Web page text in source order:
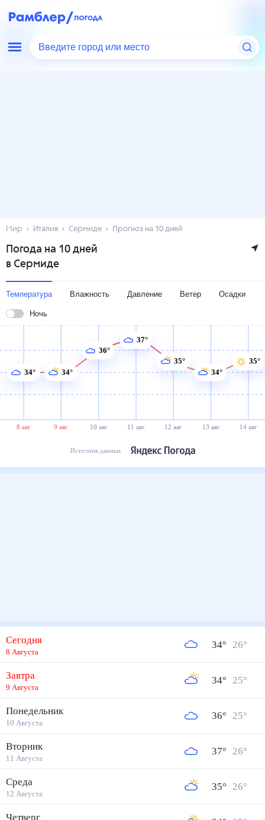
Введите город или место
Мир Италия Сермиде Прогноз на 10 дней
Погода на 10 дней
в Сермиде
Температура Влажность Давление Ветер Осадки
Ночь
8 авг 9 авг 10 авг 11 авг 12 авг 13 авг 14 авг
34° 34°
36°
37°
35°
34°
35°
Источник данных
Сегодня
8 Августа
34° 26°
Завтра
9 Августа
34° 25°
Понедельник
10 Августа
36° 25°
Вторник
11 Августа
37° 26°
Среда
12 Августа
35° 26°
Четверг